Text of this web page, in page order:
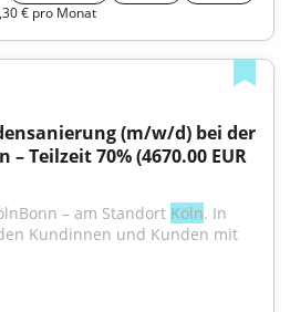
€ pro Monat
– Teilzeit 70% (4670.00 EUR
– am Standort Köln. In
Kundinnen und Kunden mit